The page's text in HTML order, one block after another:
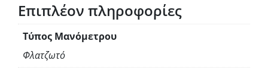
Επιπλέον πληροφορίες
Τύπος Μανόμετρου
Φλατζωτό